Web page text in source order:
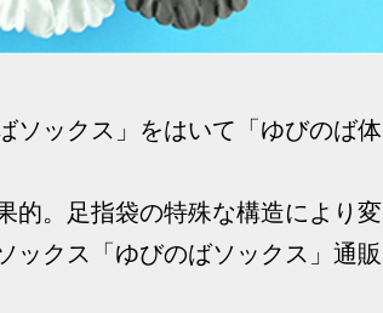
ソックス」をはいて「ゆびのば体
的。足指袋の特殊な構造により変
ックス「ゆびのばソックス」通販